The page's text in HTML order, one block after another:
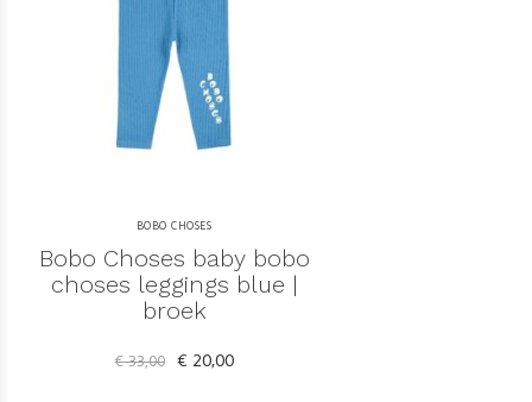
BOBO CHOSES
Bobo Choses baby bobo
choses leggings blue |
broek
€ 33,00 € 20,00